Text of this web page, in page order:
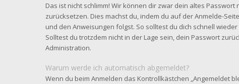
Das ist nicht schlimm! Wir können dir zwar dein altes
zurücksetzen. Dies machst du, indem du auf der Anmelde-
und den Anweisungen folgst. So solltest du dich schnell
Solltest du trotzdem nicht in der Lage sein, dein Passwort
Administration.
Warum werde ich automatisch abgemeldet?
Wenn du beim Anmelden das Kontrollkästchen „Angemeldet